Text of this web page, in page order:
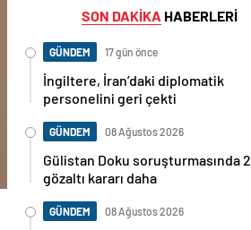
SON DAKİKA HABERLERİ
GÜNDEM 17 gün önce
İngiltere, İran’daki diplomatik
personelini geri çekti
GÜNDEM 08 Ağustos 2026
Gülistan Doku soruşturmasında 2
gözaltı kararı daha
GÜNDEM 08 Ağustos 2026